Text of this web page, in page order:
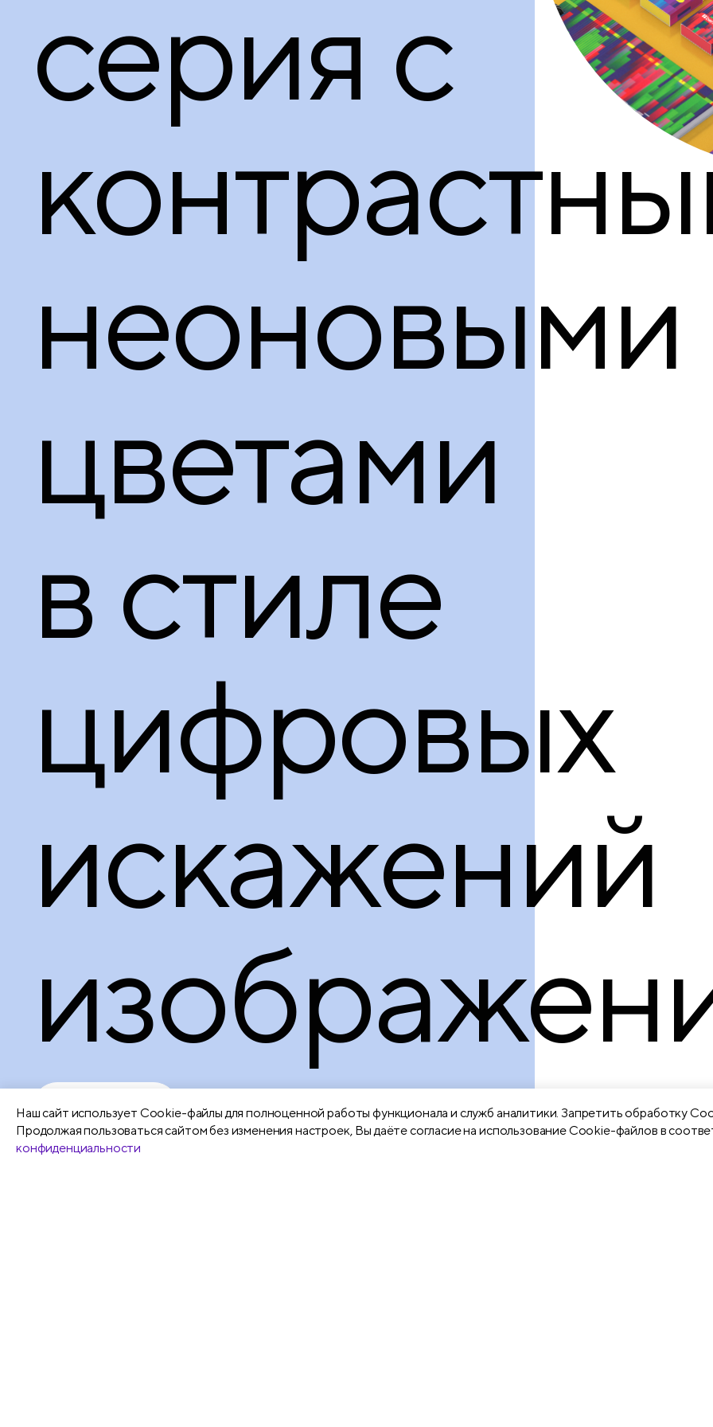
Наш сайт использует Сookie-файлы для полноценной работы функционала и служб аналитики. Запретить обработку
Продолжая пользоваться сайтом без изменения настроек, Вы даёте согласие на использование Cookie-файлов в
конфиденциальности
Подробнее
серия с
неоновыми
цветами
в стиле
цифровых
искажений